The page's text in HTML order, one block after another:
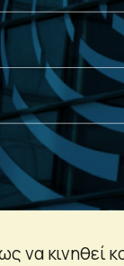
να κινηθεί